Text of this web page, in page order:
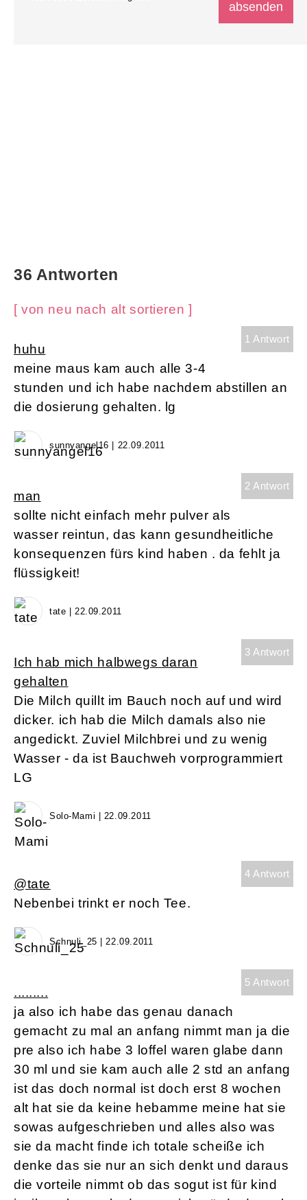
36 Antworten
[ von neu nach alt sortieren ]
1 Antwort
huhu
meine maus kam auch alle 3-4
stunden und ich habe nachdem abstillen an
die dosierung gehalten. lg
sunnyangel16 | 22.09.2011
2 Antwort
man
sollte nicht einfach mehr pulver als
wasser reintun, das kann gesundheitliche
konsequenzen fürs kind haben . da fehlt ja
flüssigkeit!
tate | 22.09.2011
3 Antwort
Ich hab mich halbwegs daran
gehalten
Die Milch quillt im Bauch noch auf und wird
dicker. ich hab die Milch damals also nie
angedickt. Zuviel Milchbrei und zu wenig
Wasser - da ist Bauchweh vorprogrammiert
LG
Solo-Mami | 22.09.2011
4 Antwort
@tate
Nebenbei trinkt er noch Tee.
Schnuli_25 | 22.09.2011
5 Antwort
.........
ja also ich habe das genau danach
gemacht zu mal an anfang nimmt man ja die
pre also ich habe 3 loffel waren glabe dann
30 ml und sie kam auch alle 2 std an anfang
ist das doch normal ist doch erst 8 wochen
alt hat sie da keine hebamme meine hat sie
sowas aufgeschrieben und alles also was
sie da macht finde ich totale scheiße ich
denke das sie nur an sich denkt und daraus
die vorteile nimmt ob das sogut ist für kind